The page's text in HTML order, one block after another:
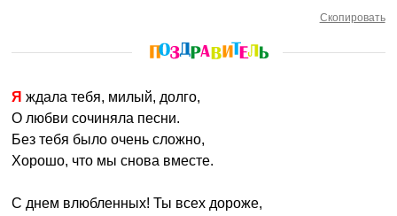
Скопировать
Я ждала тебя, милый, долго,
О любви сочиняла песни.
Без тебя было очень сложно,
Хорошо, что мы снова вместе.
С днем влюбленных! Ты всех дороже,